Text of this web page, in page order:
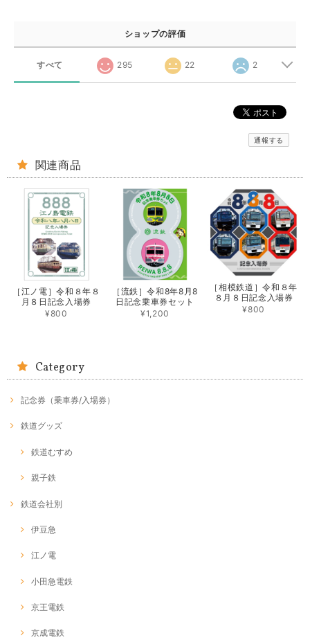
ショップの評価
すべて 295 22 2
通報する
関連商品
［江ノ電］令和８年８
月８日記念入場券
¥800
［流鉄］令和8年8月8
日記念乗車券セット
¥1,200
［相模鉄道］令和８年
８月８日記念入場券
¥800
Category
記念券（乗車券/入場券）
鉄道グッズ
鉄道むすめ
親子鉄
鉄道会社別
伊豆急
江ノ電
小田急電鉄
京王電鉄
京成電鉄